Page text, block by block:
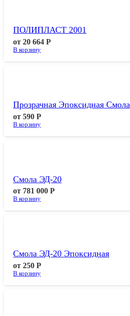
ПОЛИПЛАСТ 2001
от20 664Р
В корзину
Прозрачная Эпоксидная Смола
от590Р
В корзину
Смола ЭД-20
от 781 000Р
В корзину
Смола ЭД-20 Эпоксидная
от250Р
В корзину